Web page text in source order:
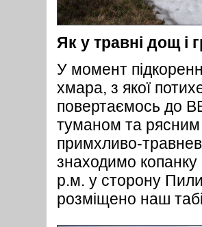
Як у травні дощ і
У момент
хмара, з якої
повертаємось до
туманом та рясним
примхливо-
знаходимо копанку
р.м. у сторону
розміщено наш